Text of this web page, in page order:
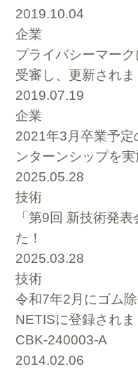
2019.10.04
企業
プライバシーマー
受審し、更新されま
2019.07.19
企業
2021年3月卒業予定
ンターンシップを
2025.05.28
技術
「第9回 新技術発
た！
2025.03.28
技術
令和7年2月にゴム
NETISに登録され
CBK-240003-A
2014.02.06